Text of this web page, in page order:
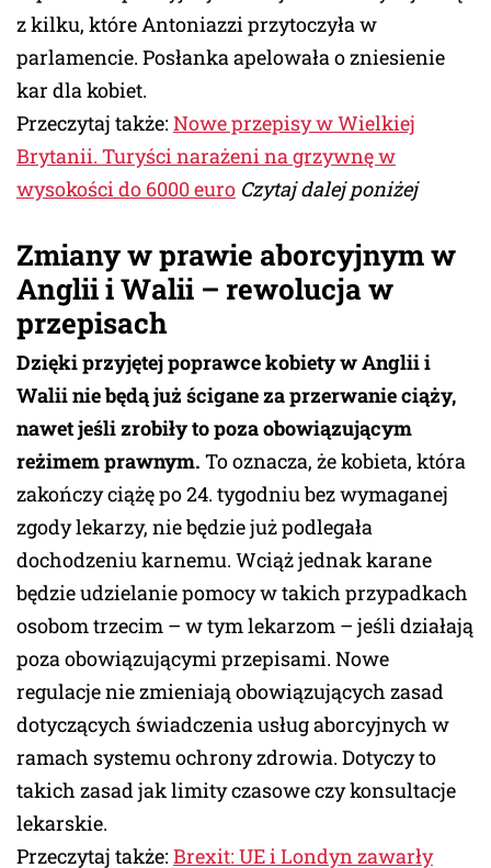
z kilku, które Antoniazzi przytoczyła w
parlamencie. Posłanka apelowała o zniesienie
kar dla kobiet.
Przeczytaj także: Nowe przepisy w Wielkiej
Brytanii. Turyści narażeni na grzywnę w
wysokości do 6000 euro Czytaj dalej poniżej
Zmiany w prawie aborcyjnym w
Anglii i Walii – rewolucja w
przepisach
Dzięki przyjętej poprawce kobiety w Anglii i
Walii nie będą już ścigane za przerwanie ciąży,
nawet jeśli zrobiły to poza obowiązującym
reżimem prawnym. To oznacza, że kobieta, która
zakończy ciążę po 24. tygodniu bez wymaganej
zgody lekarzy, nie będzie już podlegała
dochodzeniu karnemu. Wciąż jednak karane
będzie udzielanie pomocy w takich przypadkach
osobom trzecim – w tym lekarzom – jeśli działają
poza obowiązującymi przepisami. Nowe
regulacje nie zmieniają obowiązujących zasad
dotyczących świadczenia usług aborcyjnych w
ramach systemu ochrony zdrowia. Dotyczy to
takich zasad jak limity czasowe czy konsultacje
lekarskie.
Przeczytaj także: Brexit: UE i Londyn zawarły